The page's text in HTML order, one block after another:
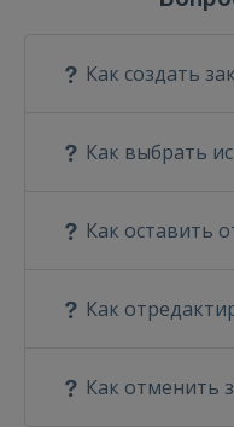
Как создать
Как выбрать
Как оставить
Как
Как отменить